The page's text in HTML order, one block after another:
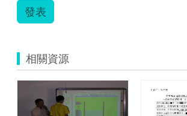
發表
相關資源